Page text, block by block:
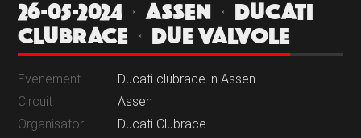
26-05-2024 | ASSEN | DUCATI
CLUBRACE | DUE VALVOLE
Evenement
Ducati clubrace in Assen
Circuit
Assen
Organisator
Ducati Clubrace